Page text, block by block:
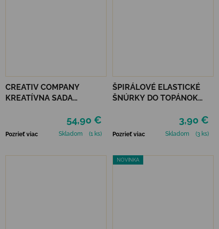
CREATIV COMPANY
KREATÍVNA SADA
RESIN CASTING CANDLE
HOLDERS
54,90 €
Pozrieť viac Skladom (1 ks)
ŠPIRÁLOVÉ ELASTICKÉ
ŠNÚRKY DO TOPÁNOK
3,90 €
Pozrieť viac Skladom (3 ks)
NOVINKA